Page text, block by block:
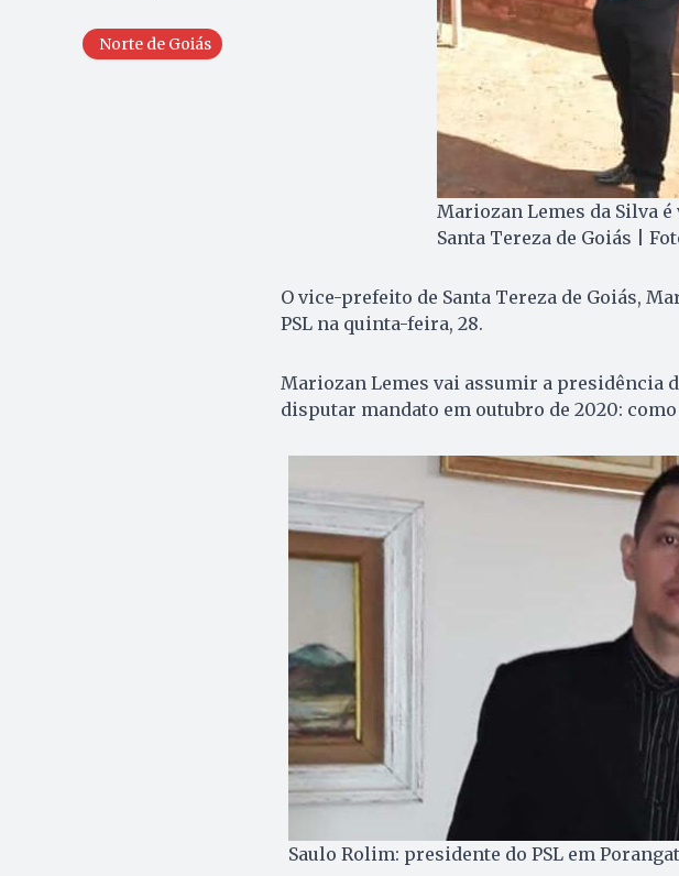
Norte de Goiás
Mariozan Lemes da Silva
Santa Tereza de Goiás |
O vice-prefeito de Santa Tereza de Goiás,
PSL na quinta-feira, 28.
Mariozan Lemes vai assumir a presidência
disputar mandato em outubro de 2020:
Saulo Rolim: presidente do PSL em